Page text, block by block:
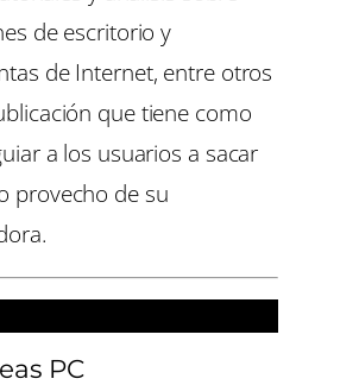
de escritorio y
de Internet, entre otros
que tiene como
a los usuarios a sacar
provecho de su
PC